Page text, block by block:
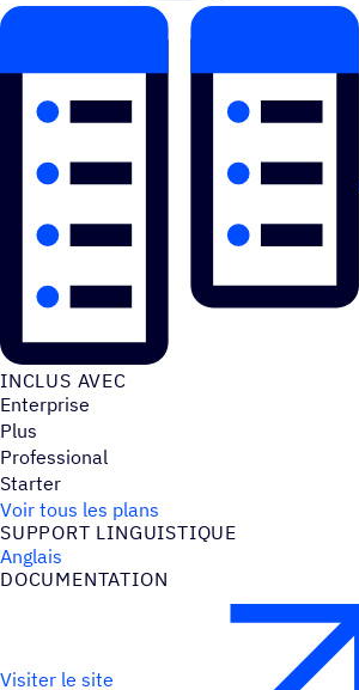
INCLUS AVEC
Enterprise
Plus
Professional
Starter
Voir tous les plans
SUPPORT LINGUIS­TIQUE
Anglais
DOCU­MEN­TA­TION
Visiter le site